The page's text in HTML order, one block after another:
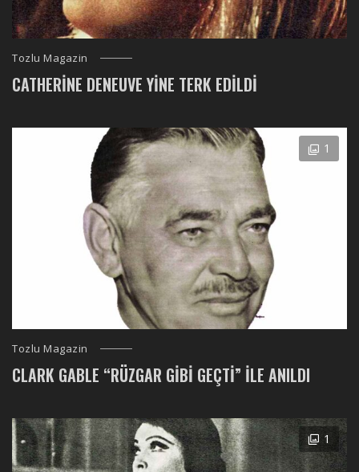
Tozlu Magazin
CATHERINE DENEUVE YINE TERK EDILDI
1
Tozlu Magazin
CLARK GABLE “RÜZGAR GIBI GEÇTI” ILE ANILDI
1